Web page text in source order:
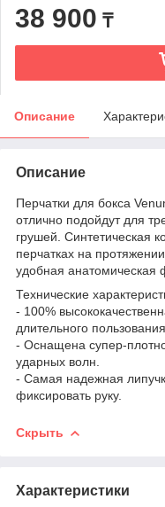
38 900 ₸
Описание
Описание
Перчатки для бокса
отлично подойдут для
грушей. Синтетическая
перчатках на
удобная анатомическая
Технические
- 100%
длительного пользования.
- Оснащена супер-
ударных волн.
- Самая надежная
фиксировать руку.
Скрыть
Характеристики